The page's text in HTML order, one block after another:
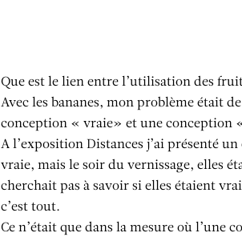
Que est le lien entre l’utilisation des
Avec les bananes, mon problème était
conception « vraie» et une conception
A l’exposition Distances j’ai présenté
vraie, mais le soir du vernissage, elles
cherchait pas à savoir si elles étaient
c’est tout.
Ce n’était que dans la mesure où l’une